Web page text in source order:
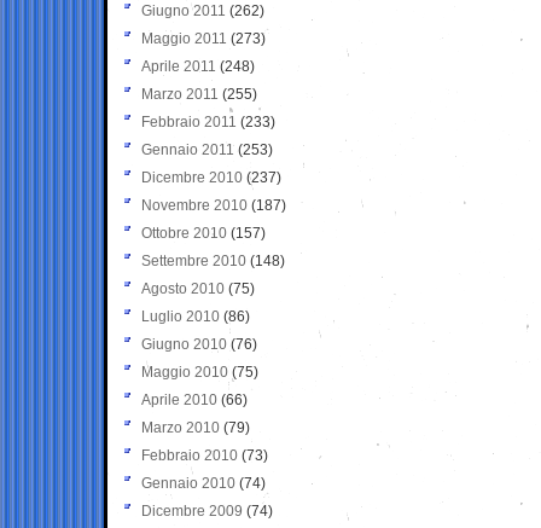
Giugno 2011 (262)
Maggio 2011 (273)
Aprile 2011 (248)
Marzo 2011 (255)
Febbraio 2011 (233)
Gennaio 2011 (253)
Dicembre 2010 (237)
Novembre 2010 (187)
Ottobre 2010 (157)
Settembre 2010 (148)
Agosto 2010 (75)
Luglio 2010 (86)
Giugno 2010 (76)
Maggio 2010 (75)
Aprile 2010 (66)
Marzo 2010 (79)
Febbraio 2010 (73)
Gennaio 2010 (74)
Dicembre 2009 (74)